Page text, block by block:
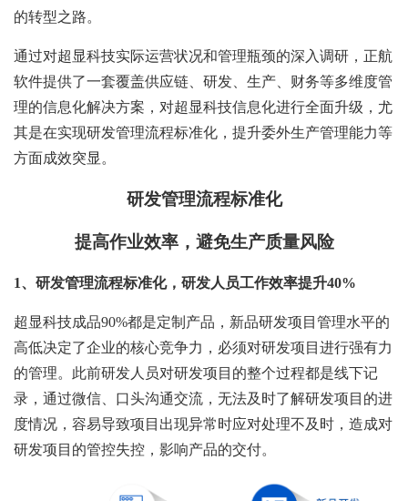
的转型之路。
通过对超显科技实际运营状况和管理瓶颈的深入调研，正航
软件提供了一套覆盖供应链、研发、生产、财务等多维度管
理的信息化解决方案，对超显科技信息化进行全面升级，尤
其是在实现研发管理流程标准化，提升委外生产管理能力等
方面成效突显。
研发管理流程标准化
提高作业效率，避免生产质量风险
1、 研发管理流程标准化，研发人员工作效率提升40%
超显科技成品90%都是定制产品，新品研发项目管理水平的
高低决定了企业的核心竞争力，必须对研发项目进行强有力
的管理。此前研发人员对研发项目的整个过程都是线下记
录，通过微信、口头沟通交流，无法及时了解研发项目的进
度情况，容易导致项目出现异常时应对处理不及时，造成对
研发项目的管控失控，影响产品的交付。